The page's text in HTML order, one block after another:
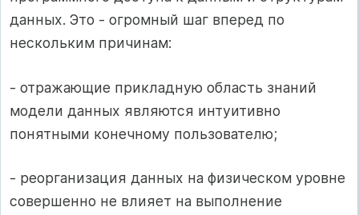
данных. Это - огромный шаг вперед по
нескольким причинам:
- отражающие прикладную область знаний
модели данных являются интуитивно
понятными конечному пользователю;
- реорганизация данных на физическом уровне
совершенно не влияет на выполнение